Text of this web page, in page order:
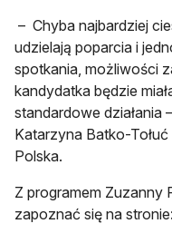
– Chyba najbardziej
udzielają poparcia i
spotkania, możliwości
kandydatka będzie
standardowe działania
Katarzyna Batko-
Polska.
Z programem Zuzanny
zapoznać się na stronie: